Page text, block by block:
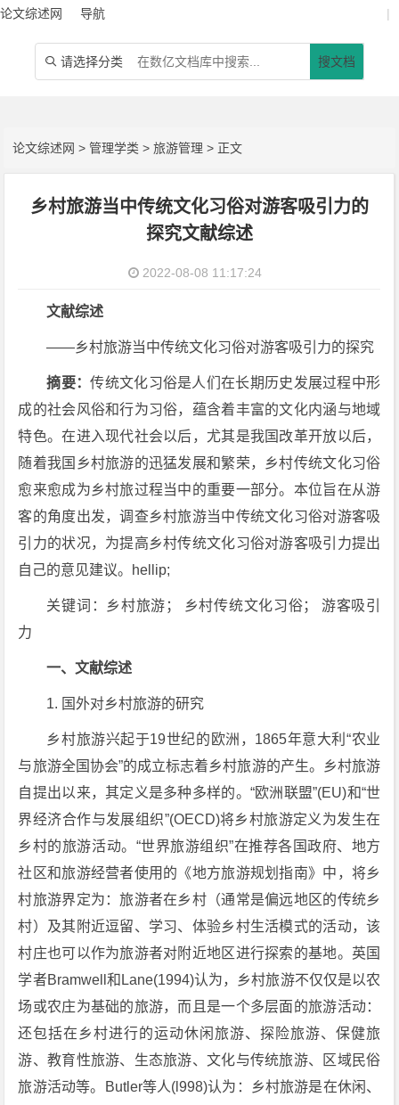
论文综述网 导航 |
 请选择分类 搜文档
论文综述网 >管理学类 >旅游管理 > 正文
乡村旅游当中传统文化习俗对游客吸引力的
探究文献综述
2022-08-08 11:17:24
文献综述
——乡村旅游当中传统文化习俗对游客吸引力的探究
摘要：传统文化习俗是人们在长期历史发展过程中形
成的社会风俗和行为习俗，蕴含着丰富的文化内涵与地域
特色。在进入现代社会以后，尤其是我国改革开放以后，
随着我国乡村旅游的迅猛发展和繁荣，乡村传统文化习俗
愈来愈成为乡村旅过程当中的重要一部分。本位旨在从游
客的角度出发，调查乡村旅游当中传统文化习俗对游客吸
引力的状况，为提高乡村传统文化习俗对游客吸引力提出
自己的意见建议。hellip;
关键词：乡村旅游； 乡村传统文化习俗； 游客吸引
力
一、文献综述
1. 国外对乡村旅游的研究
乡村旅游兴起于19世纪的欧洲，1865年意大利“农业
与旅游全国协会”的成立标志着乡村旅游的产生。乡村旅游
自提出以来，其定义是多种多样的。“欧洲联盟”(EU)和“世
界经济合作与发展组织”(OECD)将乡村旅游定义为发生在
乡村的旅游活动。“世界旅游组织”在推荐各国政府、地方
社区和旅游经营者使用的《地方旅游规划指南》中，将乡
村旅游界定为：旅游者在乡村（通常是偏远地区的传统乡
村）及其附近逗留、学习、体验乡村生活模式的活动，该
村庄也可以作为旅游者对附近地区进行探索的基地。英国
学者Bramwell和Lane(1994)认为，乡村旅游不仅仅是以农
场或农庄为基础的旅游，而且是一个多层面的旅游活动：
还包括在乡村进行的运动休闲旅游、探险旅游、保健旅
游、教育性旅游、生态旅游、文化与传统旅游、区域民俗
旅游活动等。Butler等人(l998)认为：乡村旅游是在休闲、